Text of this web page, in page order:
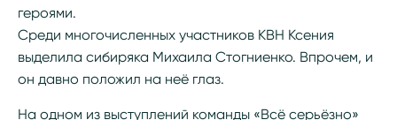
героями.
Среди многочисленных участников КВН Ксения
выделила сибиряка Михаила Стогниенко. Впрочем, и
он давно положил на неё глаз.
На одном из выступлений команды «Всё серьёзно»